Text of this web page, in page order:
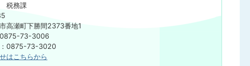
税務課
高瀬町下勝間2373番地1
0875-73-3006
：0875-73-3020
はこちらから